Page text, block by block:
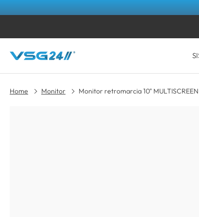
Home Monitor Monitor retromarcia 10" MULTISCREEN